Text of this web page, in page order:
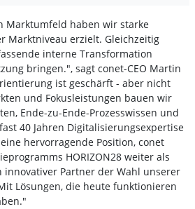
Marktumfeld haben wir starke
Marktniveau erzielt. Gleichzeitig
interne Transformation
bringen.", sagt conet-CEO Martin
ist geschärft - aber nicht
und Fokusleistungen bauen wir
Ende-zu-Ende-Prozesswissen und
40 Jahren Digitalisierungsexpertise
hervorragende Position, conet
HORIZON28 weiter als
Partner der Wahl unserer
Lösungen, die heute funktionieren